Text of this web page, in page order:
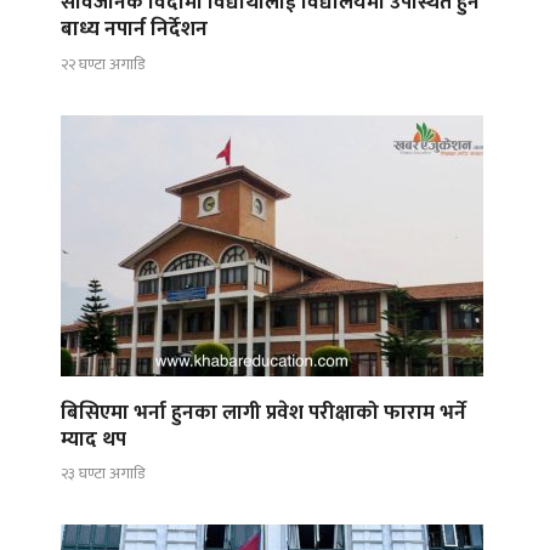
बाध्य नपार्न निर्देशन
२२ घण्टा अगाडि
बिसिएमा भर्ना हुनका लागी प्रवेश परीक्षाको फाराम भर्ने
म्याद थप
२३ घण्टा अगाडि